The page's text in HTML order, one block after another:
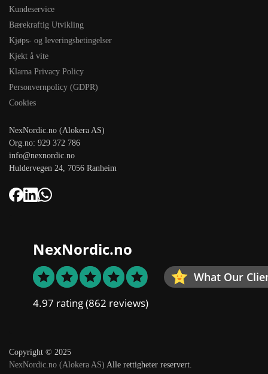
Kundeservice
Bærekraftig Utvikling
Kjøps- og leveringsbetingelser
Kjekt å vite
Klarna Privacy Policy
Personvernpolicy (GDPR)
Cookies
NexNordic.no (Alokera AS)
Org.no: 929 372 786
info@nexnordic.no
Huldervegen 24, 7056 Ranheim
NexNordic.no
What Our
4.97 rating(862 reviews)
Copyright © 2025
NexNordic.no (Alokera AS) Alle rettigheter reservert.